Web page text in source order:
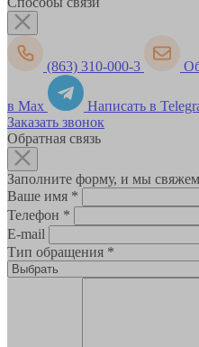
(863) 310-000-3
в Max
Написать в
Заказать звонок
Обратная связь
Заполните форму, и мы
Ваше имя *
Телефон *
E-mail
Тип обращения *